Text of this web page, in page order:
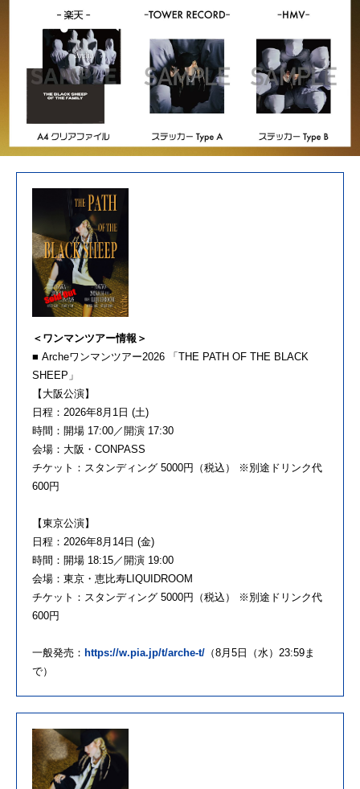
＜ワンマンツアー情報＞
■ Archeワンマンツアー2026 「THE PATH OF THE BLACK
SHEEP」
【大阪公演】
日程：2026年8月1日 (土)
時間：開場 17:00／開演 17:30
会場：大阪・CONPASS
チケット：スタンディング 5000円（税込） ※別途ドリンク代
600円
【東京公演】
日程：2026年8月14日 (金)
時間：開場 18:15／開演 19:00
会場：東京・恵比寿LIQUIDROOM
チケット：スタンディング 5000円（税込） ※別途ドリンク代
600円
一般発売： https://w.pia.jp/t/arche-t/ （8月5日（水）23:59ま
で）